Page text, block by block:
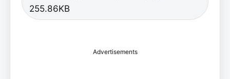
255.86KB
Advertisements